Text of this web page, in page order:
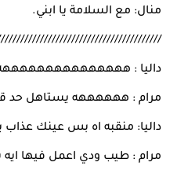
منال: مع السلامة يا ابني.
داليا : هههههههههههههههه
مرام : ههههههه يستاهل حد
داليا: منقبه اه بس عينك عذاب
مرام : طيب ودي اعمل فيها ايه